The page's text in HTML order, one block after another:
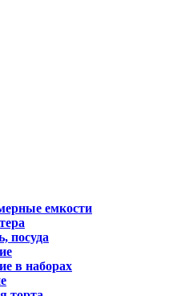
емкости
посуда
в наборах